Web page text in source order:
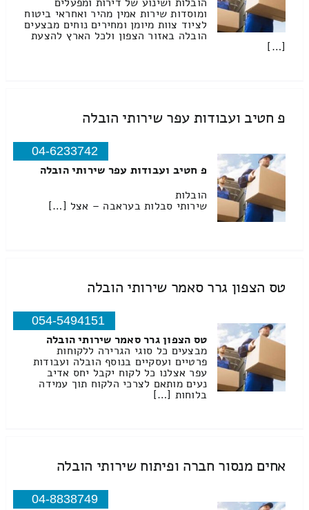
ומוסדות שירות אמין מהיר ואחראי ביטוח
לציוד צוות מיומן ומחירים נוחים מבצעים
הובלה באזור הצפון ולכל הארץ להצעת
[…]
פ חטיב ועבודות עפר שירותי הובלה
04-6233742
פ חטיב ועבודות עפר שירותי הובלה
הובלות
שירותי סבלות בעראבה – אצל […]
טס הצפון גרר סאמר שירותי הובלה
054-5494151
טס הצפון גרר סאמר שירותי הובלה
מבצעים כל סוגי הגרירה ללקוחות
פרטיים ועסקיים בנוסף הובלה ועבודות
עפר אצלנו כל לקוח יקבל יחס אדיב
נעים מותאם לצרכי הלקוח תוך עמידה
בלוחות […]
אחים מנסור חברה ופיתוח שירותי הובלה
04-8838749